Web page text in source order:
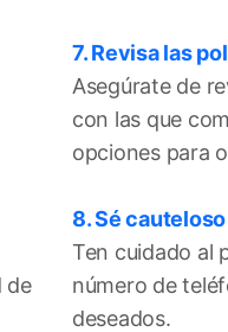
de
7. Revisa las
Asegúrate de
con las que
opciones para
8. Sé
Ten cuidado al
número de
deseados.